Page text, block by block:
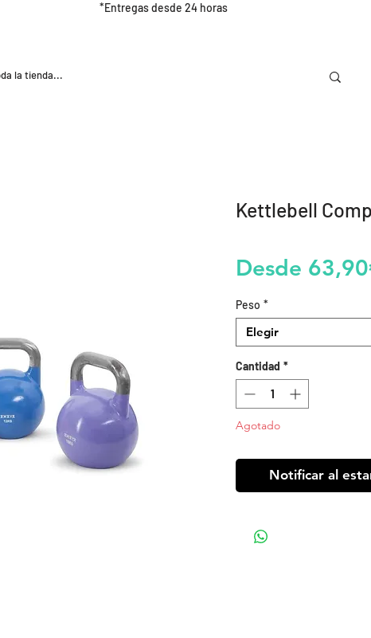
*Entregas desde 24 horas
Kettlebell
Desde
Peso *
Elegir
Cantidad *
Agotado
Notificar al